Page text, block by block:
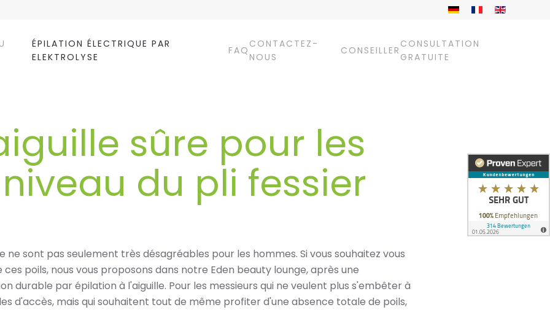
ÉPILATION ÉLECTRIQUE PAR
ELEKTROLYSE
FAQ
CONTACTEZ-
NOUS
CONSEILLER
CONSULTATION
GRATUITE
sûre pour les
du pli fessier
ne sont pas seulement très désagréables pour les hommes. Si vous souhaitez vous
poils, nous vous proposons dans notre Eden beauty lounge, après une
durable par épilation à l'aiguille. Pour les messieurs qui ne veulent plus s'embêter à
d'accès, mais qui souhaitent tout de même profiter d'une absence totale de poils,